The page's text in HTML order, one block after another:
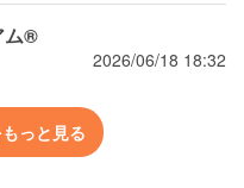
ム®
2026/06/18 18:32
っと見る